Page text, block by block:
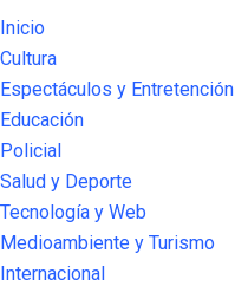
Inicio
Cultura
Espectáculos y Entretención
Educación
Policial
Salud y Deporte
Tecnología y Web
Medioambiente y Turismo
Internacional